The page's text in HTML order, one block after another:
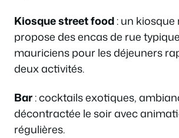
Kiosque street food: un kiosque
propose des encas de rue
mauriciens pour les déjeuners
deux activités.
Bar: cocktails exotiques,
décontractée le soir avec
régulières.